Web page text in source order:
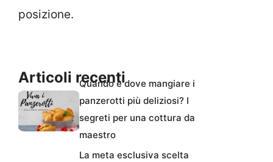
posizione.
Articoli recentiQuando e dove mangiare i
panzerotti più deliziosi? I
segreti per una cottura da
maestro
La meta esclusiva scelta